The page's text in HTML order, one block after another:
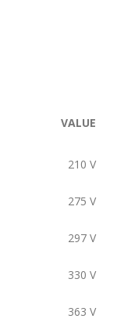
VALUE
210 V
275 V
297 V
330 V
363 V